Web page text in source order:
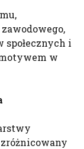
i
w
zróżnicowany